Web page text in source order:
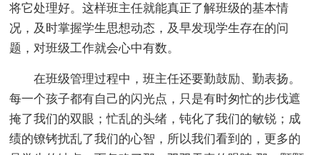
将它处理好。这样班主任就能真正了解班级的基本情
况，及时掌握学生思想动态，及早发现学生存在的问
题，对班级工作就会心中有数。
在班级管理过程中，班主任还要勤鼓励、勤表扬。
每一个孩子都有自己的闪光点，只是有时匆忙的步伐遮
掩了我们的双眼；忙乱的头绪，钝化了我们的敏锐；成
绩的镣铐扰乱了我们的心智，所以我们看到的，更多的